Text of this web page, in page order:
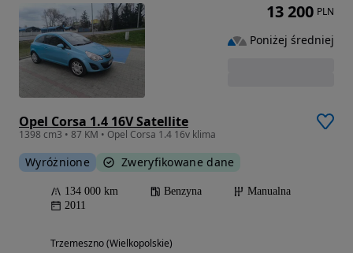
Opel Corsa 1.4 16V Satellite
1398 cm3 • 87 KM • Opel Corsa 1.4 16v klima
Wyróżnione Zweryfikowane dane
134 000 km Benzyna
Manualna
2011
Trzemeszno (Wielkopolskie)
13 200 PLN
Poniżej średniej